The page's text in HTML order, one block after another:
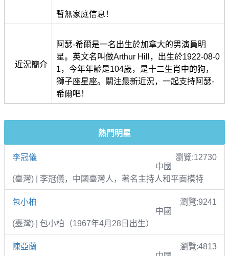
暫無家庭信息！
近況簡介
阿瑟-希爾是一名出生於加拿大的男演員明
星。英文名叫做Arthur Hill，出生於1922-08-0
1，今年年齡是104歲，是十二生肖中的狗，
獅子座星座。關注最新近況，一起支持阿瑟-
希爾吧！
熱門明星
李冠儀
瀏覽:12730
中國
(臺灣) | 李冠儀，中國臺灣人，著名主持人和平面模特
包小柏
瀏覽:9241
中國
(臺灣) | 包小柏（1967年4月28日出生）
陳亞蘭
瀏覽:4813